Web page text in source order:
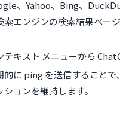
、Yahoo、Bing、
索エンジンの検索結果ペー
テキスト メニューから
的に ping を送信することで
ションを維持します。